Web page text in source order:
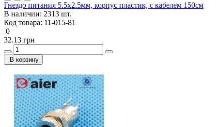
Гнездо питания 5.5x2.5мм, корпус пластик, с кабелем 150см
В наличии: 2313 шт.
Код товара: 11-015-81
0
32.13 грн
В корзину